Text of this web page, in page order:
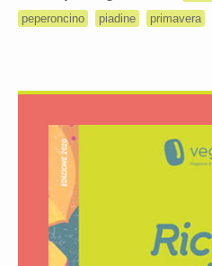
peperoncino
piadine primavera